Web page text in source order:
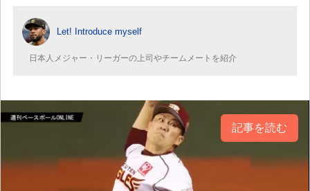
Let! Introduce myself
日本人メジャー・リーガーの上司やチームメートを紹介
記事を読む